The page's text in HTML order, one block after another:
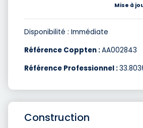
Mise à
Disponibilité : Immédiate
Référence Coppten :AA002843
Référence Professionnel :
Construction